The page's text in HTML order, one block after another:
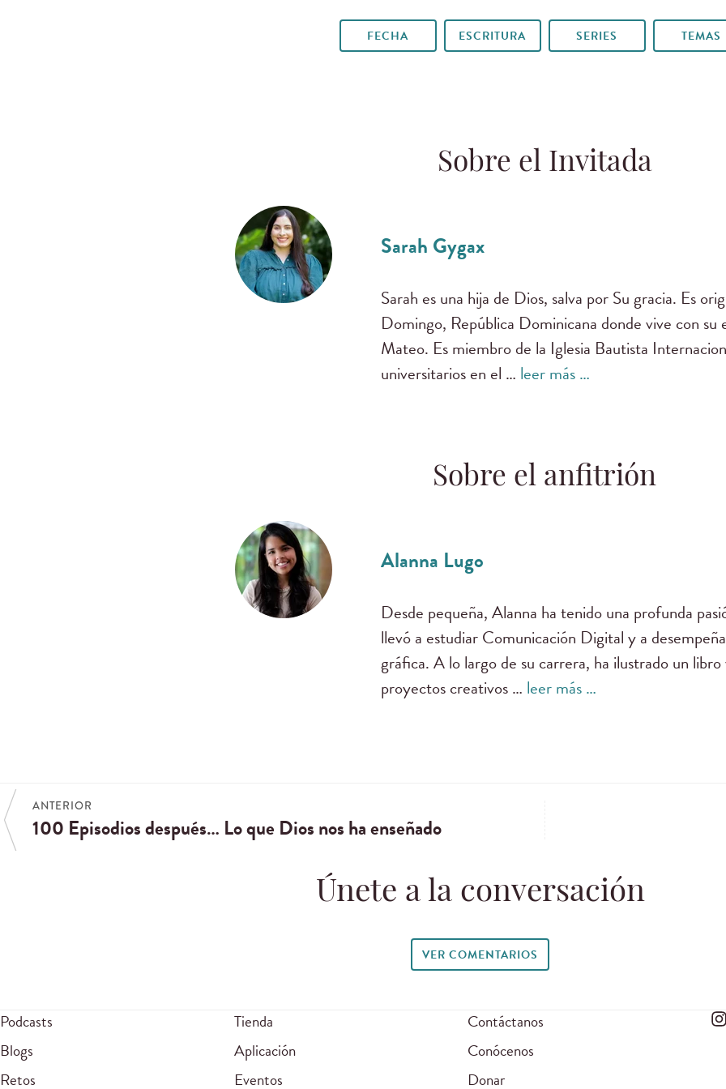
FECHA ESCRITURA SERIES TEMAS
Sobre el Invitada
Sarah Gygax
Sarah es una hija de Dios, salva por Su gracia. Es
Domingo, República Dominicana donde vive con su
Mateo. Es miembro de la Iglesia Bautista
universitarios en el … leer más …
Sobre el anfitrión
Alanna Lugo
Desde pequeña, Alanna ha tenido una profunda
llevó a estudiar Comunicación Digital y a
gráfica. A lo largo de su carrera, ha ilustrado un
proyectos creativos … leer más …
ANTERIOR
100 Episodios después… Lo que Dios nos ha enseñado
Únete a la conversación
VER COMENTARIOS
Podcasts
Blogs
Retos
Tienda
Aplicación
Eventos
Contáctanos
Conócenos
Donar